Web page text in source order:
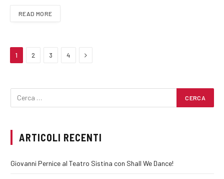
READ MORE
1 2 3 4 Next
ARTICOLI RECENTI
Giovanni Pernice al Teatro Sistina con Shall We Dance!